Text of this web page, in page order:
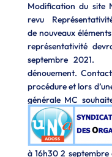
Modification du site
revu
de nouveaux
représentativité
septembre 2021.
dénouement.
procédure et lors
générale MC
tenue d’une AG =>
Tenue de l’AG
représentativité.
à 16h30 2 septembre